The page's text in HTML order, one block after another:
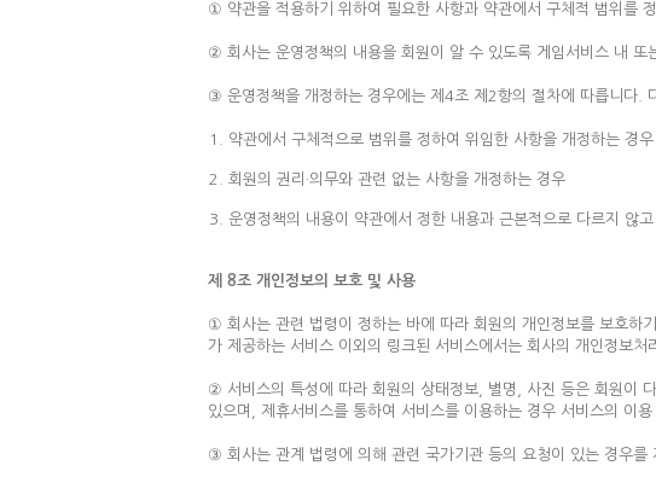
① 약관을 적용하기 위하여 필요한 사항과 약관에서 구체적 범위를
② 회사는 운영정책의 내용을 회원이 알 수 있도록 게임서비스 내 또
③ 운영정책을 개정하는 경우에는 제4조 제2항의 절차에 따릅니다.
약관에서 구체적으로 범위를 정하여 위임한 사항을 개정하는 경우
회원의 권리·의무와 관련 없는 사항을 개정하는 경우
운영정책의 내용이 약관에서 정한 내용과 근본적으로 다르지 않
제 8조 개인정보의 보호 및 사용
① 회사는 관련 법령이 정하는 바에 따라 회원의 개인정보를 보호하
가 제공하는 서비스 이외의 링크된 서비스에서는 회사의 개인정보처
② 서비스의 특성에 따라 회원의 상태정보, 별명, 사진 등은 회원이
있으며, 제휴서비스를 통하여 서비스를 이용하는 경우 서비스의 이
③ 회사는 관계 법령에 의해 관련 국가기관 등의 요청이 있는 경우를